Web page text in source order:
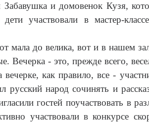
Забавушка и домовенок Кузя,
участвовали в мастер-
мала до велика, вот и в нашем
Вечерка - это, прежде всего,
вечерке, как правило, все -
русский народ сочинять и
гостей поучаствовать в
участвовали в конкурсе